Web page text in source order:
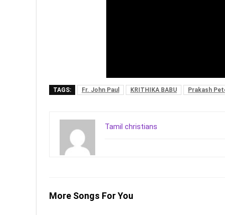
TAGS: Fr. John Paul KRITHIKA BABU Prakash
Tamil christians
More Songs For You